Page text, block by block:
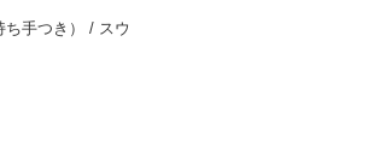
手つき） / スウ